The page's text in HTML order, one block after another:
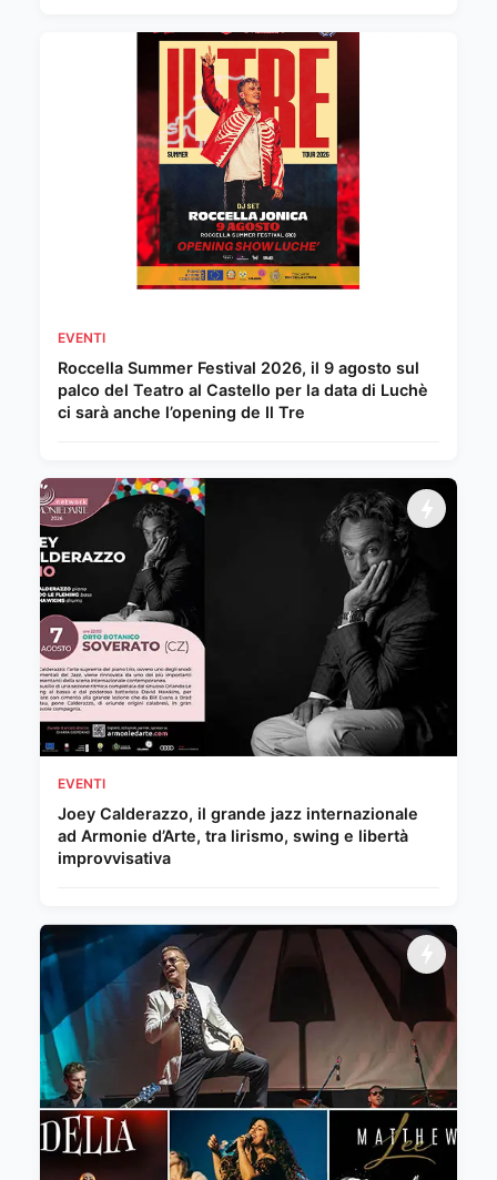
EVENTI
Roccella Summer Festival 2026, il 9 agosto sul
palco del Teatro al Castello per la data di Luchè
ci sarà anche l’opening de Il Tre
EVENTI
Joey Calderazzo, il grande jazz internazionale
ad Armonie d’Arte, tra lirismo, swing e libertà
improvvisativa